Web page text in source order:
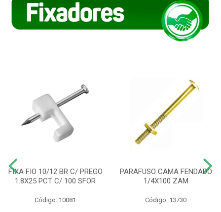
FIXA FIO 10/12 BR C/ PREGO
1.8X25 PCT C/ 100 SFOR
Código: 10081
PARAFUSO CAMA FENDADO
1/4X100 ZAM
Código: 13730